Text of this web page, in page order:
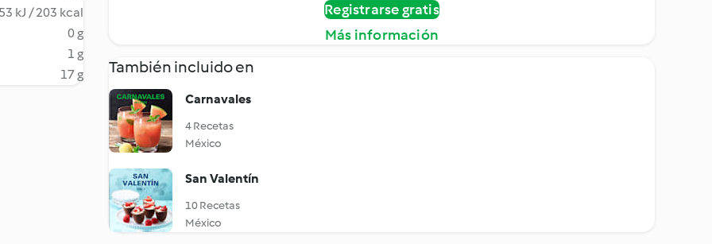
kJ / 203 kcal
0 g
1 g
17 g
Registrarse gratis
Más información
También incluido en
Carnavales
4 Recetas
México
San Valentín
10 Recetas
México